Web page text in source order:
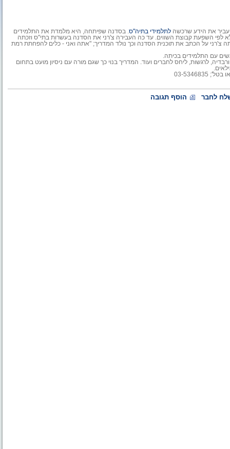
את הידע שרכשה לתלמידי בתיה"ס . בסדנה שפיתחה, היא מלמדת את התלמידים
לפי השפעת קבוצת השווים. עד כה העבירה צ'רני את הסדנה בעשרות בתי"ס וזכתה
על הכתב את תוכנית הסדנה וכך נולד המדריך; "אתה ואני - כלים להפחתת רמת
לרגשות, ליחס לחברים ועוד. המדריך בנוי כך שגם מורה עם ניסיון מועט בתחום
או בטל'; 03-5346835
לחבר הוסף תגובה